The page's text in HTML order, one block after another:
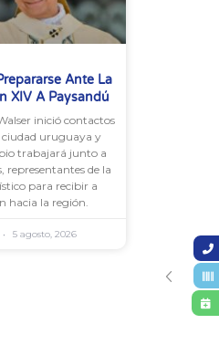
Ante La
XIV A Paysandú
inició contactos
ciudad uruguaya y
trabajará junto a
de la
para recibir a
hacia la región.
5 agosto, 2026